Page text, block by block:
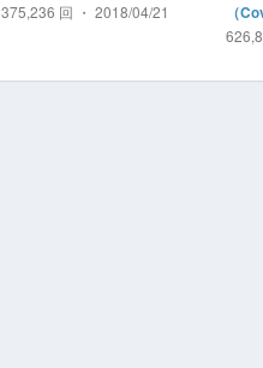
375,236 回 ・ 2018/04/21
（